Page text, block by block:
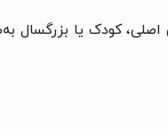
کودک یا بزرگسال